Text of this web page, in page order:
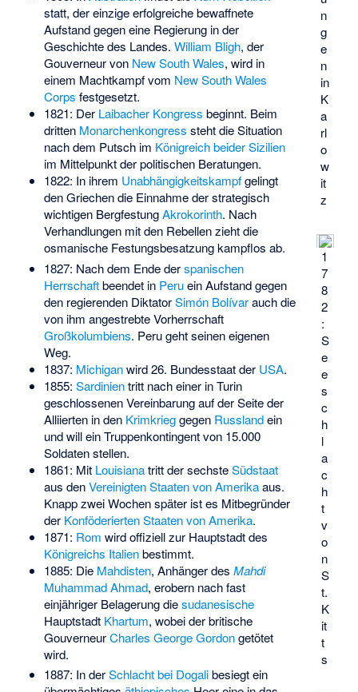
n
g
e
n
in
K
a
rl
o
w
it
z
1
7
8
2
:
S
e
e
s
c
h
l
a
c
h
t
v
o
n
S
t.
K
it
t
s
statt, der einzige erfolgreiche bewaffnete
Aufstand gegen eine Regierung in der
Geschichte des Landes. William Bligh, der
Gouverneur von New South Wales, wird in
einem Machtkampf vom New South Wales
Corps festgesetzt.
1821: Der Laibacher Kongress beginnt. Beim
dritten Monarchenkongress steht die Situation
nach dem Putsch im Königreich beider Sizilien
im Mittelpunkt der politischen Beratungen.
1822: In ihrem Unabhängigkeitskampfgelingt
den Griechen die Einnahme der strategisch
wichtigen BergfestungAkrokorinth. Nach
Verhandlungen mit den Rebellen zieht die
osmanische Festungsbesatzung kampflos ab.
1827: Nach dem Ende derspanischen
Herrschaftbeendet in Peruein Aufstand gegen
den regierenden DiktatorSimón Bolívarauch die
von ihm angestrebte Vorherrschaft
Großkolumbiens. Peru geht seinen eigenen
Weg.
1837: Michiganwird 26. Bundesstaat der USA.
1855: Sardinientritt nach einer in Turin
geschlossenen Vereinbarung auf der Seite der
Alliierten in den Krimkrieggegen Russlandein
und will ein Truppenkontingent von 15.000
Soldaten stellen.
1861: Mit Louisianatritt der sechsteSüdstaat
aus denVereinigten Staaten von Amerikaaus.
Knapp zwei Wochen später ist es Mitbegründer
der Konföderierten Staaten von Amerika.
1871: Rom wird offiziell zur Hauptstadt des
Königreichs Italienbestimmt.
1885: Die Mahdisten, Anhänger des Mahdi
Muhammad Ahmad, erobern nach fast
einjähriger Belagerung diesudanesische
Hauptstadt Khartum, wobei der britische
GouverneurCharles George Gordongetötet
wird.
1887: In derSchlacht bei Dogalibesiegt ein